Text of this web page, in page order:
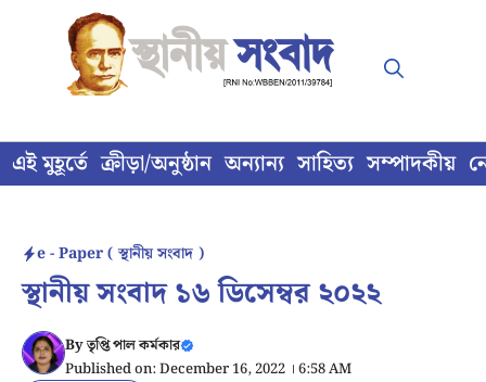
content
এই মুহূর্তে ক্রীড়া/অনুষ্ঠান অন্যান্য সাহিত্য সম্পাদকীয়
e - Paper ( স্থানীয় সংবাদ )
স্থানীয় সংবাদ ১৬ ডিসেম্বর ২০২২
Byতৃপ্তি পাল কর্মকার
Published on: December 16, 2022 । 6:58 AM